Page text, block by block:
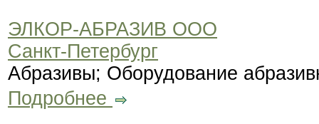
ЭЛКОР-АБРАЗИВ ООО
Санкт-Петербург
Абразивы; Оборудование
Подробнее